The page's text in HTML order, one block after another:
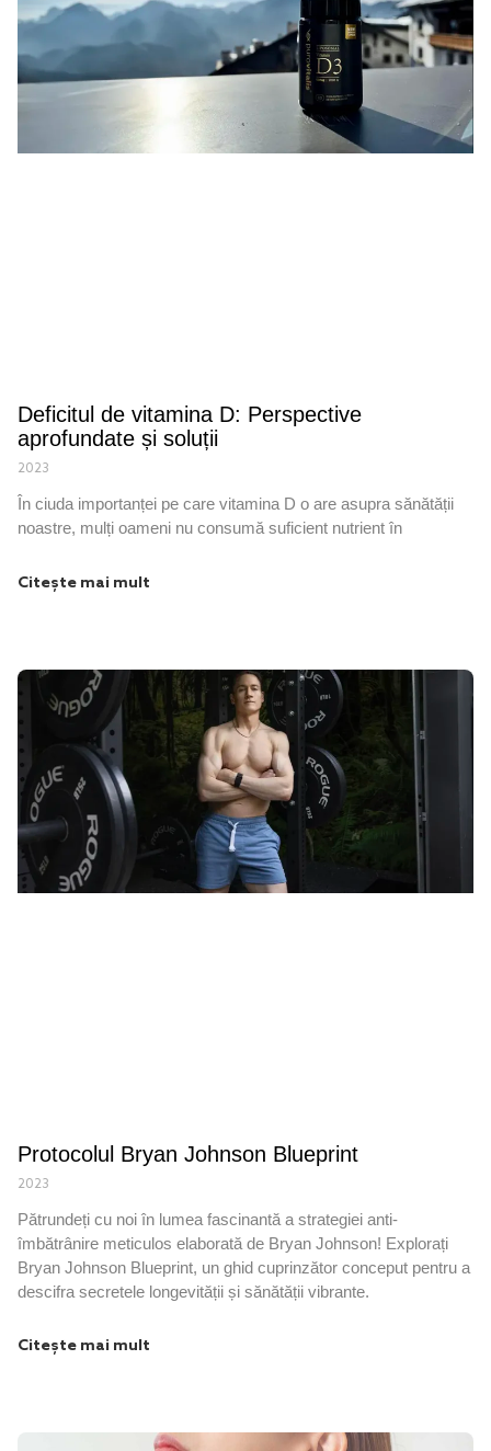
Deficitul de vitamina D: Perspective
aprofundate și soluții
2023
În ciuda importanței pe care vitamina D o are asupra sănătății
noastre, mulți oameni nu consumă suficient nutrient în
Citește mai mult
Protocolul Bryan Johnson Blueprint
2023
Pătrundeți cu noi în lumea fascinantă a strategiei anti-
îmbătrânire meticulos elaborată de Bryan Johnson! Explorați
Bryan Johnson Blueprint, un ghid cuprinzător conceput pentru a
descifra secretele longevității și sănătății vibrante.
Citește mai mult